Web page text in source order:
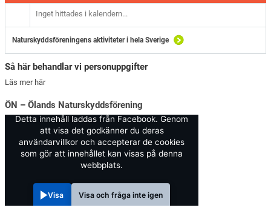
Inget hittades i kalendern...
Naturskyddsföreningens aktiviteter i hela Sverige
Så här behandlar vi personuppgifter
Läs mer här
ÖN – Ölands Naturskyddsförening
Detta innehåll laddas från Facebook. Genom
att visa det godkänner du deras
användarvillkor och accepterar de cookies
som gör att innehållet kan visas på denna
webbplats.
Visa Visa och fråga inte igen